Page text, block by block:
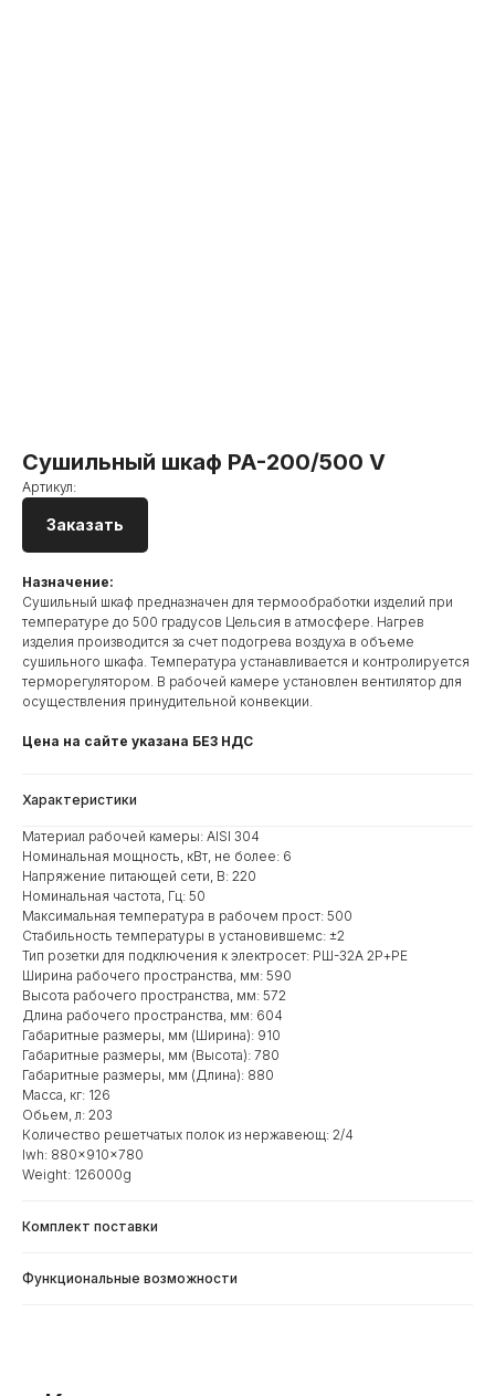
Cушильный шкаф PA-200/500 V
Артикул:
Заказать
Назначение:
Сушильный шкаф предназначен для термообработки изделий при
температуре до 500 градусов Цельсия в атмосфере. Нагрев
изделия производится за счет подогрева воздуха в объеме
сушильного шкафа. Температура устанавливается и контролируется
терморегулятором. В рабочей камере установлен вентилятор для
осуществления принудительной конвекции.
Цена на сайте указана БЕЗ НДС
Характеристики
Материал рабочей камеры: AISI 304
Номинальная мощность, кВт, не более: 6
Напряжение питающей сети, В: 220
Номинальная частота, Гц: 50
Максимальная температура в рабочем прост: 500
Стабильность температуры в установившемс: ±2
Тип розетки для подключения к электросет: РШ-32А 2Р+РЕ
Ширина рабочего пространства, мм: 590
Высота рабочего пространства, мм: 572
Длина рабочего пространства, мм: 604
Габаритные размеры, мм (Ширина): 910
Габаритные размеры, мм (Высота): 780
Габаритные размеры, мм (Длина): 880
Масса, кг: 126
Обьем, л: 203
Количество решетчатых полок из нержавеющ: 2/4
lwh: 880x910x780
Weight: 126000g
Комплект поставки
Функциональные возможности